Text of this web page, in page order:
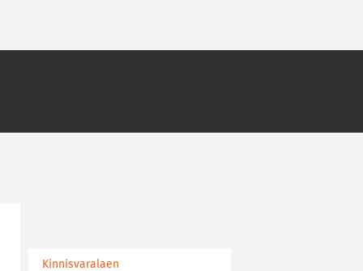
Kinnisvaralaen